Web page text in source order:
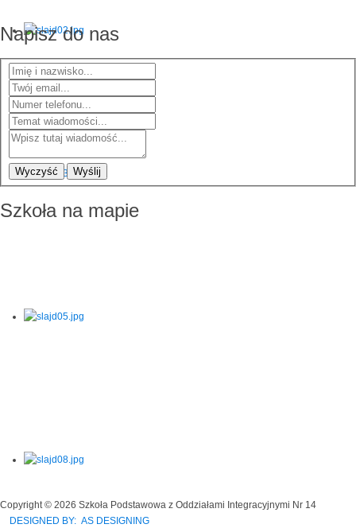
Napisz do nas
Wyczyść Wyślij
Szkoła na mapie
Copyright © 2026 Szkoła Podstawowa z Oddziałami Integracyjnymi Nr 14
DESIGNED BY: AS DESIGNING